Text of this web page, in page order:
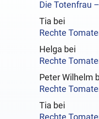
Die Totenfrau
Tia bei
Rechte
Helga bei
Rechte
Peter Wilhelm
Rechte
Tia bei